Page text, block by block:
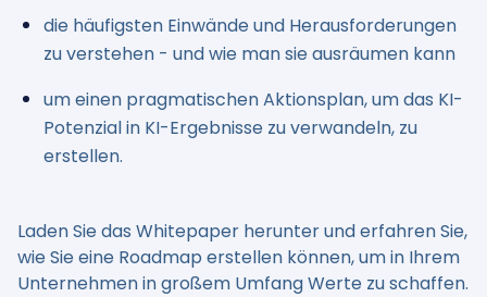
die häufigsten Einwände und Herausforderungen
zu verstehen - und wie man sie ausräumen kann
um einen pragmatischen Aktionsplan, um das KI-
Potenzial in KI-Ergebnisse zu verwandeln, zu
erstellen.
Laden Sie das Whitepaper herunter und erfahren Sie,
wie Sie eine Roadmap erstellen können, um in Ihrem
Unternehmen in großem Umfang Werte zu schaffen.